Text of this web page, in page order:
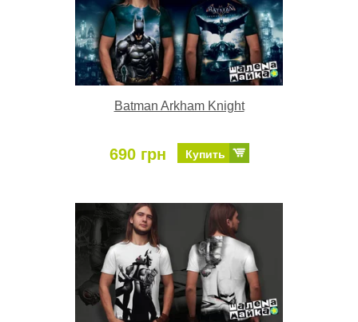
Batman Arkham Knight
690 грн Купить